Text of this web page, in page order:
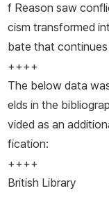
f Reason saw
cism transformed
bate that
++++
The below data
elds in the
vided as an
fication:
++++
British Library